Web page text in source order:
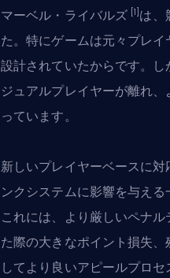
マーベル・ライバルズ [1] は、
た。特にゲームは元々プレ
設計されていたからです。
ジュアルプレイヤーが離れ
っています。
新しいプレイヤーベースに
ンクシステムに影響を与える
これには、より厳しいペナ
た際の大きなポイント損失
してより良いアピールプロセ